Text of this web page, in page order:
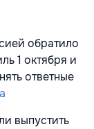
обратило
1 октября и
ответные
выпустить